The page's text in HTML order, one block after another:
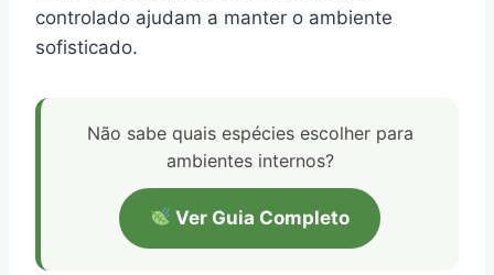
controlado ajudam a manter o ambiente
sofisticado.
Não sabe quais espécies escolher para
ambientes internos?
Ver Guia Completo